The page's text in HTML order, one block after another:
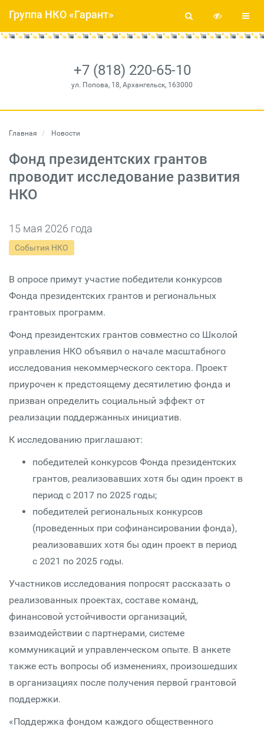
+7 (818) 220-65-10
ул. Попова, 18, Архангельск, 163000
Группа НКО «Гарант»
Главная Новости
Фонд президентских грантов
проводит исследование развития
НКО
15 мая 2026 года
События НКО
В опросе примут участие победители конкурсов
Фонда президентских грантов и региональных
грантовых программ.
Фонд президентских грантов совместно со Школой
управления НКО объявил о начале масштабного
исследования некоммерческого сектора. Проект
приурочен к предстоящему десятилетию фонда и
призван определить социальный эффект от
реализации поддержанных инициатив.
К исследованию приглашают:
победителей конкурсов Фонда президентских
грантов, реализовавших хотя бы один проект в
период с 2017 по 2025 годы;
победителей региональных конкурсов
(проведенных при софинансировании фонда),
реализовавших хотя бы один проект в период
с 2021 по 2025 годы.
Участников исследования попросят рассказать о
реализованных проектах, составе команд,
финансовой устойчивости организаций,
взаимодействии с партнерами, системе
коммуникаций и управленческом опыте. В анкете
также есть вопросы об изменениях, произошедших
в организациях после получения первой грантовой
поддержки.
«Поддержка фондом каждого общественного